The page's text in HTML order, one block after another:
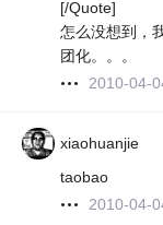
[/Quote]
怎么没想到，
团化。。。
2010-04-
xiaohuanjie
taobao
2010-04-